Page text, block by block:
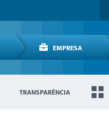
EMPRESA
TRANSPARÊNCIA